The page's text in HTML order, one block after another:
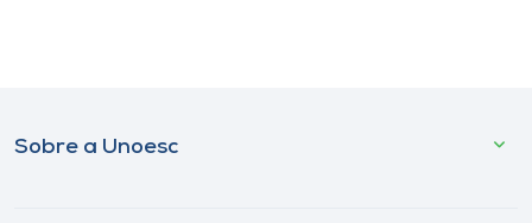
Sobre a Unoesc